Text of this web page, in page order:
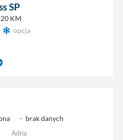
SP
KM
opcja
- brak danych
Adria